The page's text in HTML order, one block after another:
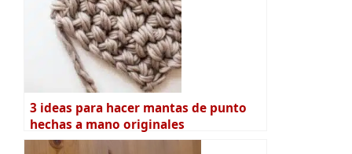
3 ideas para hacer mantas de punto
hechas a mano originales